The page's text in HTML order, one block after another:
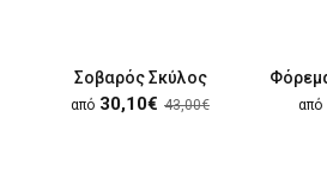
Σοβαρός Σκύλος
από 30,10€ 43,00€ από